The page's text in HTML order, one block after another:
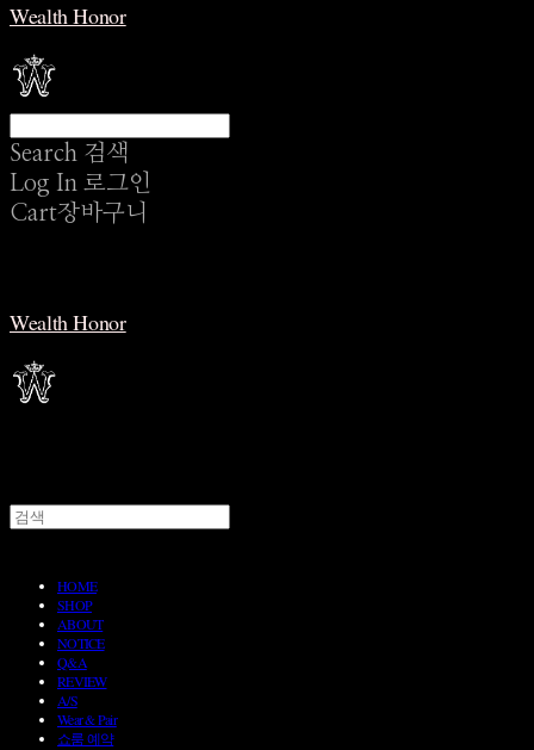
Wealth Honor
Search 검색
Log In 로그인
Cart장바구니
Wealth Honor
HOME
SHOP
ABOUT
NOTICE
Q&A
REVIEW
A/S
Wear & Pair
쇼룸 예약